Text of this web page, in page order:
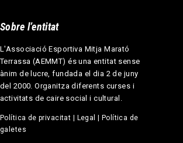
Sobre l’entitat
L'Associació Esportiva Mitja Marató
Terrassa (AEMMT) és una entitat sense
ànim de lucre, fundada el dia 2 de juny
del 2000. Organitza diferents curses i
activitats de caire social i cultural.
Política de privacitat | Legal | Política de
galetes